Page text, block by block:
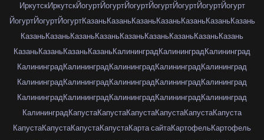
ИркутскИркутскЙогуртЙогуртЙогуртЙогуртЙогуртЙогуртЙогурт
ЙогуртЙогуртЙогуртКазаньКазаньКазаньКазаньКазаньКазаньКазань
КазаньКазаньКазаньКазаньКазаньКазаньКазаньКазаньКазань
КазаньКазаньКазаньКазаньКалининградКалининградКалининград
КалининградКалининградКалининградКалининградКалининград
КалининградКалининградКалининградКалининградКалининград
КалининградКалининградКалининградКалининградКалининград
КалининградКапустаКапустаКапустаКапустаКапустаКапуста
КапустаКапустаКапустаКапустаКарта сайтаКартофельКартофель